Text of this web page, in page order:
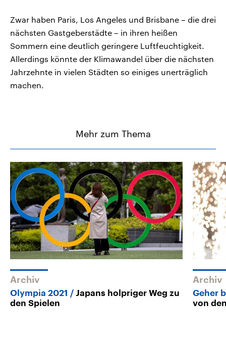
Zwar haben Paris, Los Angeles und Brisbane – die drei
nächsten Gastgeberstädte – in ihren heißen
Sommern eine deutlich geringere Luftfeuchtigkeit.
Allerdings könnte der Klimawandel über die nächsten
Jahrzehnte in vielen Städten so einiges unerträglich
machen.
Mehr zum Thema
Archiv
Olympia 2021
Japans holpriger Weg zu
den Spielen
Archiv
Geher
von